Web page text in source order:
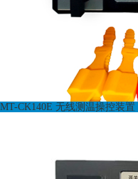
MT-CK140E 无线测温操控装置